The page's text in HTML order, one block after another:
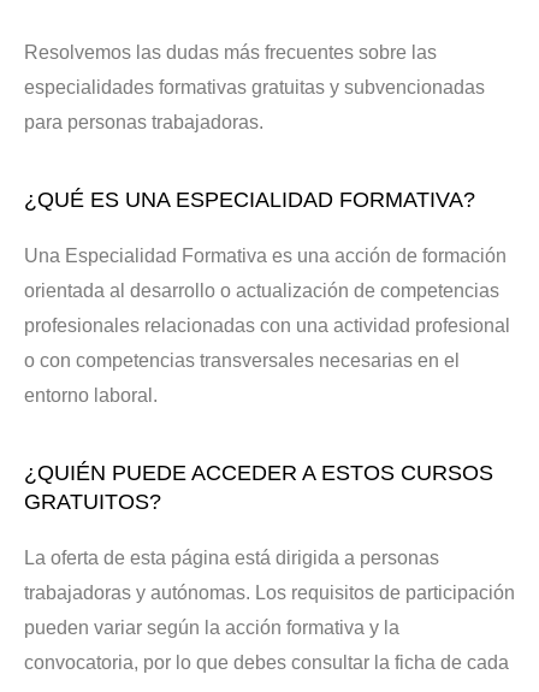
Resolvemos las dudas más frecuentes sobre las
especialidades formativas gratuitas y subvencionadas
para personas trabajadoras.
¿QUÉ ES UNA ESPECIALIDAD FORMATIVA?
Una Especialidad Formativa es una acción de formación
orientada al desarrollo o actualización de competencias
profesionales relacionadas con una actividad profesional
o con competencias transversales necesarias en el
entorno laboral.
¿QUIÉN PUEDE ACCEDER A ESTOS CURSOS
GRATUITOS?
La oferta de esta página está dirigida a personas
trabajadoras y autónomas. Los requisitos de participación
pueden variar según la acción formativa y la
convocatoria, por lo que debes consultar la ficha de cada